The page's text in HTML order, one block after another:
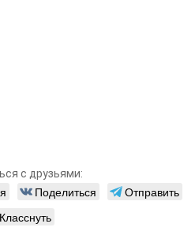
с друзьями:
Поделиться
Отправить
Класснуть